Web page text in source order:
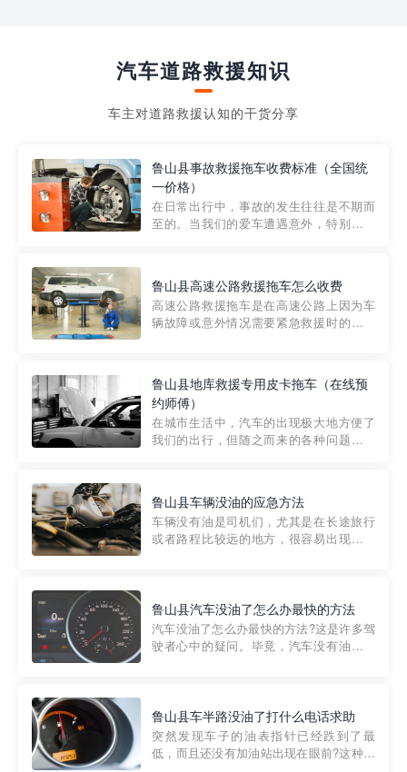
汽车道路救援知识
车主对道路救援认知的干货分享
鲁山县事故救援拖车收费标准（全国统
一价格）
在日常出行中，事故的发生往往是不期而
至的。当我们的爱车遭遇意外，特别是在
细解析一下市区事故救援拖车的收费标
准，以及在选用拖车服务时应注...
鲁山县高速公路救援拖车怎么收费
高速公路救援拖车是在高速公路上因为车
辆故障或意外情况需要紧急救援时的必备
路救援拖车的收费标准是由当地交通管理
部门制定的。起步价通...
鲁山县地库救援专用皮卡拖车（在线预
约师傅）
在城市生活中，汽车的出现极大地方便了
我们的出行，但随之而来的各种问题也让
紧急情况下，我们需要一种高效可靠的救
援方式。而这时，地库救援专...
鲁山县车辆没油的应急方法
车辆没有油是司机们，尤其是在长途旅行
或者路程比较远的地方，很容易出现这种
的送油师傅，解决没油的紧急情况。 首
先，让我们来了解一下穿...
鲁山县汽车没油了怎么办最快的方法
汽车没油了怎么办最快的方法?这是许多驾
驶者心中的疑问。毕竟，汽车没有油就无
越者小程序是一款专门解决汽车没油问题
的在线服务平台。通过...
鲁山县车半路没油了打什么电话求助
突然发现车子的油表指针已经跌到了最
低，而且还没有加油站出现在眼前?这种情